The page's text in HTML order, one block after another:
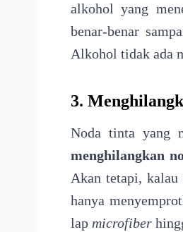
alkohol yang
benar-benar
Alkohol tidak ada
3.
Noda tinta yang
menghilangkan
Akan tetapi,
hanya
lap microfiber